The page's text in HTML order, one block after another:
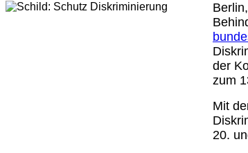
der
zum
Mit
20.